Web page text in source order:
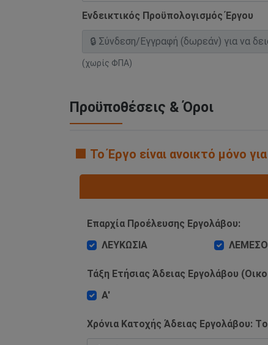
Ενδεικτικός Προϋπολογισμός Έργου
(χωρίς ΦΠΑ)
Προϋποθέσεις & Όροι
🟧 Το Έργο είναι ανοικτό μόνο
Επαρχία Προέλευσης Εργολάβου:
ΛΕΥΚΩΣΙΑ
Τάξη Ετήσιας Άδειας Εργολάβου
Α'
Χρόνια Κατοχής Άδειας Εργολάβου: